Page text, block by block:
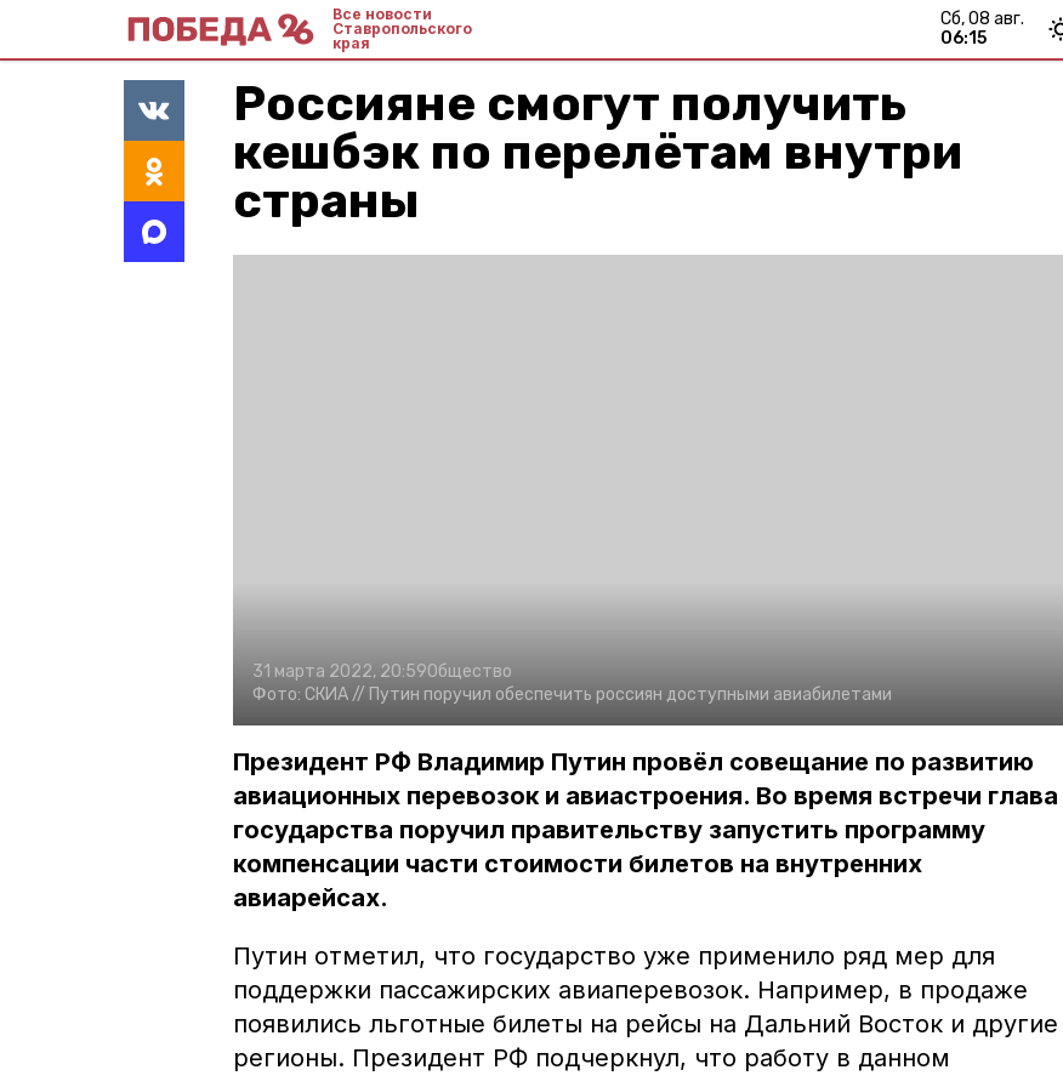
Все новости
Ставропольского
края
сб, 08 авг.
06:15
Россияне смогут получить
кешбэк по перелётам внутри
страны
31 марта 2022, 20:59Общество
Фото: СКИА // Путин поручил обеспечить россиян доступными авиабилетами
Президент РФ Владимир Путин провёл совещание по развитию
авиационных перевозок и авиастроения. Во время встречи глава
государства поручил правительству запустить программу
компенсации части стоимости билетов на внутренних
авиарейсах.
Путин отметил, что государство уже применило ряд мер для
поддержки пассажирских авиаперевозок. Например, в продаже
появились льготные билеты на рейсы на Дальний Восток и другие
регионы. Президент РФ подчеркнул, что работу в данном